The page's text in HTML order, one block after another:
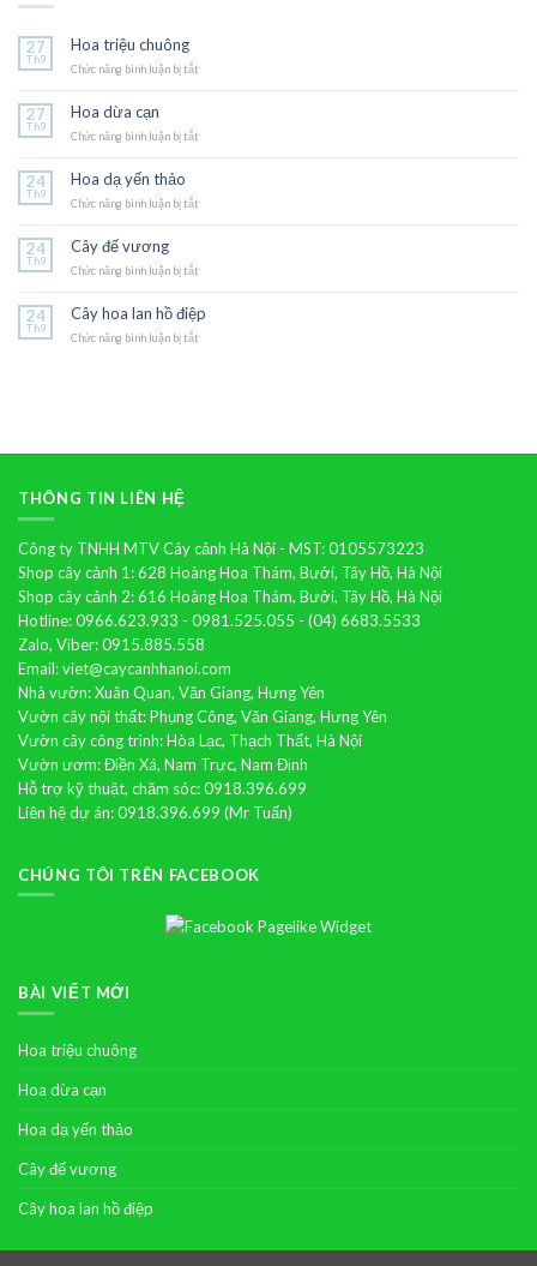
27
Th9
Hoa triệu chuông
Chức năng bình luận bị tắt
27
Th9
Hoa dừa cạn
Chức năng bình luận bị tắt
24
Th9
Hoa dạ yến thảo
Chức năng bình luận bị tắt
24
Th9
Cây đế vương
Chức năng bình luận bị tắt
vương
24
Th9
Cây hoa lan hồ điệp
Chức năng bình luận bị tắt
THÔNG TIN LIÊN HỆ
Công ty TNHH MTV Cây cảnh Hà Nội - MST: 0105573223
Shop cây cảnh 1: 628 Hoàng Hoa Thám, Bưởi, Tây Hồ, Hà Nội
Shop cây cảnh 2: 616 Hoàng Hoa Thám, Bưởi, Tây Hồ, Hà Nội
Hotline: 0966.623.933 - 0981.525.055 - (04) 6683.5533
Zalo, Viber: 0915.885.558
Email: viet@caycanhhanoi.com
Nhà vườn: Xuân Quan, Văn Giang, Hưng Yên
Vườn cây nội thất: Phụng Công, Văn Giang, Hưng Yên
Vườn cây công trình: Hòa Lạc, Thạch Thất, Hà Nội
Vườn ươm: Điền Xá, Nam Trực, Nam Định
Hỗ trợ kỹ thuật, chăm sóc: 0918.396.699
Liên hệ dự án: 0918.396.699 (Mr Tuấn)
CHÚNG TÔI TRÊN FACEBOOK
BÀI VIẾT MỚI
Hoa triệu chuông
Hoa dừa cạn
Hoa dạ yến thảo
Cây đế vương
Cây hoa lan hồ điệp